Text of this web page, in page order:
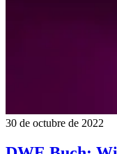
30 de octubre de 2022